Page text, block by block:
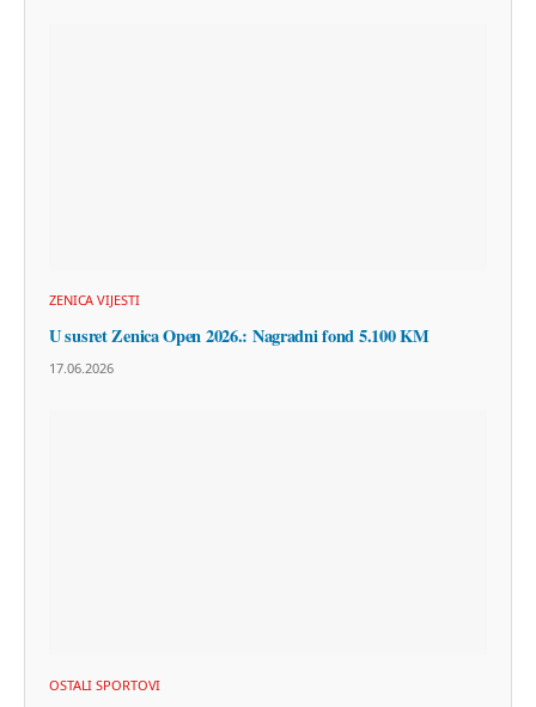
ZENICA VIJESTI
U susret Zenica Open 2026.: Nagradni fond 5.100 KM
17.06.2026
OSTALI SPORTOVI